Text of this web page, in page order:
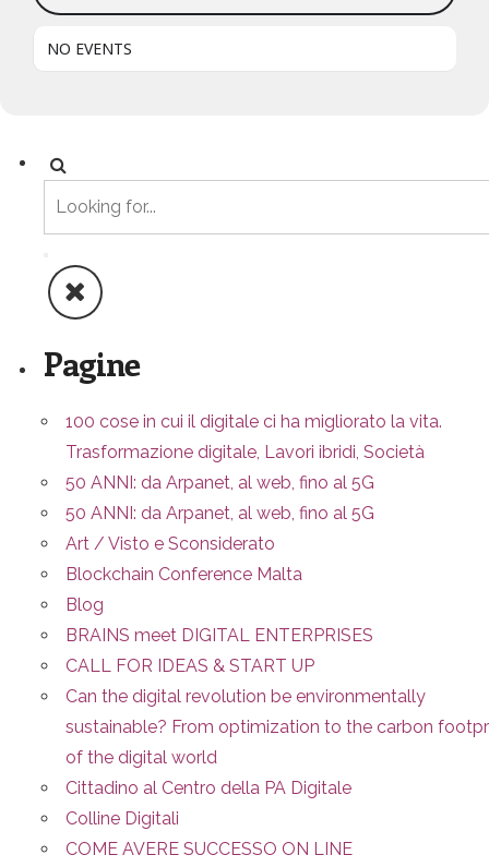
NO EVENTS
Pagine
100 cose in cui il digitale ci ha migliorato la vita.
Trasformazione digitale, Lavori ibridi, Società
50 ANNI: da Arpanet, al web, fino al 5G
50 ANNI: da Arpanet, al web, fino al 5G
Art / Visto e Sconsiderato
Blockchain Conference Malta
Blog
BRAINS meet DIGITAL ENTERPRISES
CALL FOR IDEAS & START UP
Can the digital revolution be environmentally
sustainable? From optimization to the carbon
of the digital world
Cittadino al Centro della PA Digitale
Colline Digitali
COME AVERE SUCCESSO ON LINE